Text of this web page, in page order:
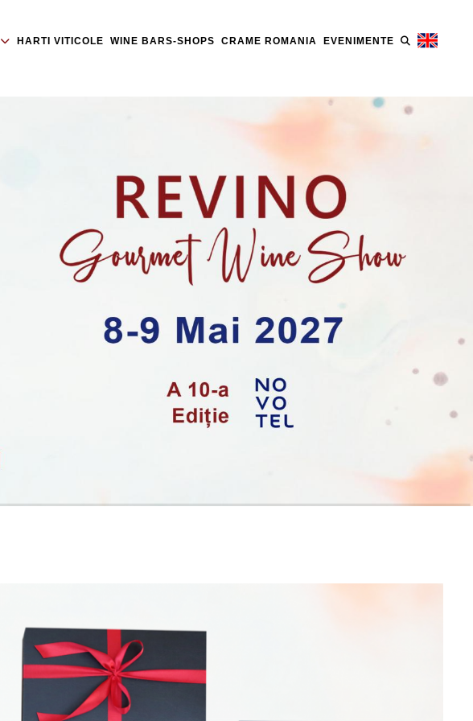
HARTI VITICOLE WINE BARS-SHOPS CRAME ROMANIA EVENIMENTE